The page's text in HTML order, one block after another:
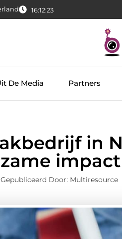
16:12:24
De Media Partners
in
impact
Gepubliceerd Door: Multiresource